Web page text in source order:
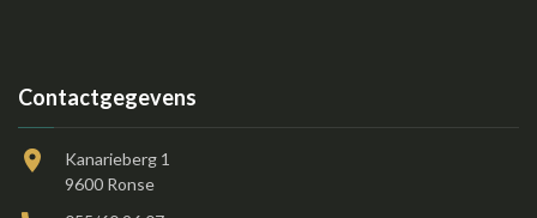
Contactgegevens
Kanarieberg 1
9600 Ronse